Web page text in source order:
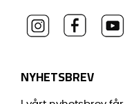
NYHETSBREV